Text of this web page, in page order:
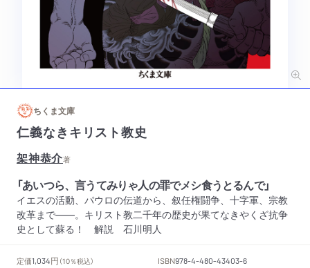
ちくま文庫
仁義なきキリスト教史
架神恭介著
「あいつら、言うてみりゃ人の罪でメシ食うとるんで」
イエスの活動、パウロの伝道から、叙任権闘争、十字軍、宗教
改革まで――。キリスト教二千年の歴史が果てなきやくざ抗争
史として蘇る！ 解説 石川明人
定価1,034円 （10％税込） ISBN978-4-480-43403-6